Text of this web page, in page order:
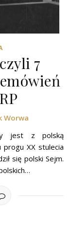
7
Worwa
jest z polską
XX stulecia
się polski Sejm.